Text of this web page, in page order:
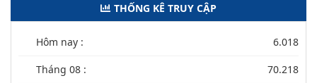
THỐNG KÊ TRUY CẬP
Hôm nay : 6.018
Tháng 08 : 70.218